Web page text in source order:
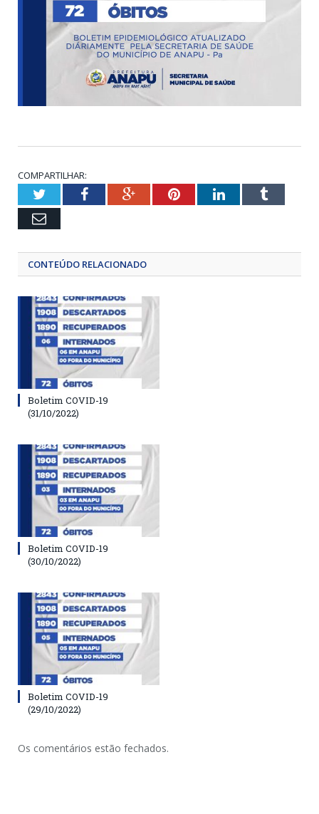
COMPARTILHAR:
TwitterFacebookGoogle+PinterestLinkedInTumblr
Email
CONTEÚDO RELACIONADO
Boletim COVID-19
(31/10/2022)
Boletim COVID-19
(30/10/2022)
Boletim COVID-19
(29/10/2022)
Os comentários estão fechados.